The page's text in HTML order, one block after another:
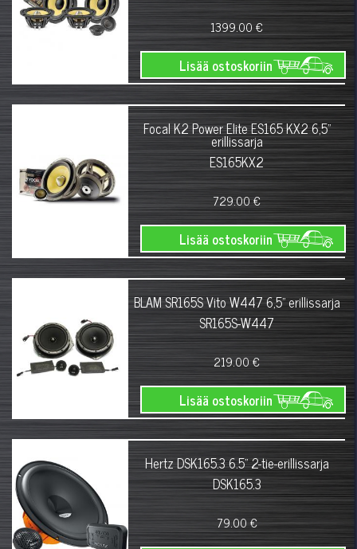
1399.00 €
Lisää ostoskoriin
Focal K2 Power Elite ES165 KX2 6,5"
erillissarja
ES165KX2
729.00 €
Lisää ostoskoriin
BLAM SR165S Vito W447 6,5" erillissarja
SR165S-W447
219.00 €
Lisää ostoskoriin
Hertz DSK165.3 6.5" 2-tie-erillissarja
DSK165.3
79.00 €